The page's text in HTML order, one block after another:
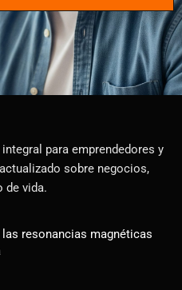
para emprendedores y
sobre negocios,
de vida.
resonancias magnéticas